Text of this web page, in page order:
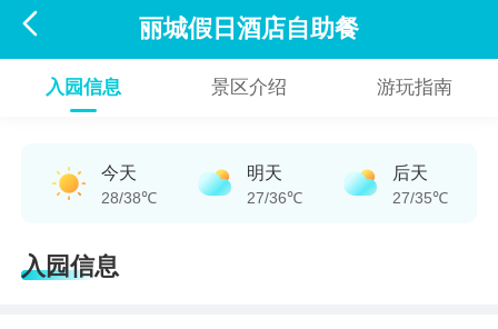
 丽城假日酒店自助餐
入园信息 景区介绍 游玩指南
今天
28/38℃
明天
27/36℃
后天
27/35℃
入园信息